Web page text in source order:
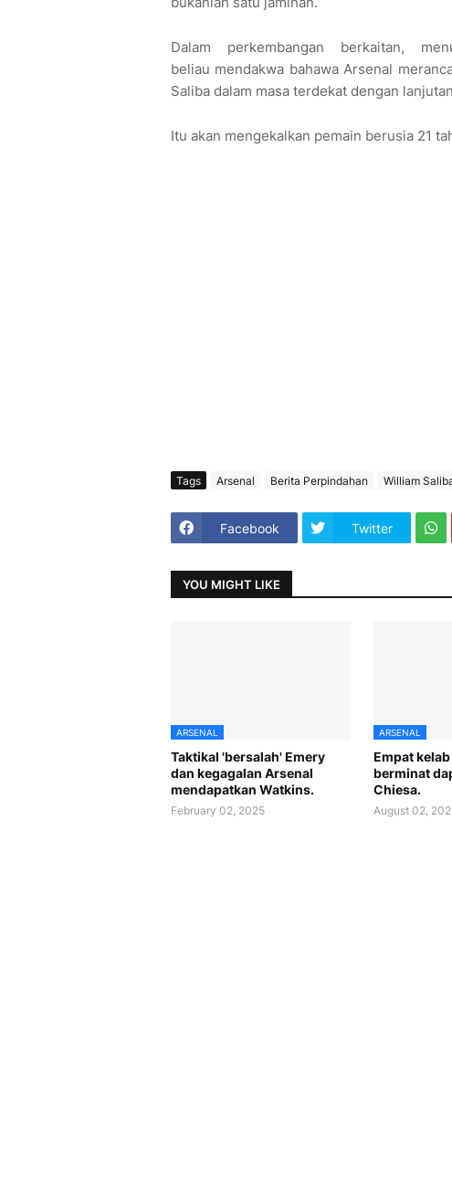
Dalam perkembangan berkaitan,
beliau mendakwa bahawa Arsenal
Saliba dalam masa terdekat dengan
Itu akan mengekalkan pemain berusia 21
Tags Arsenal Berita Perpindahan William
Facebook Twitter
YOU MIGHT LIKE
ARSENAL
Taktikal 'bersalah' Emery
dan kegagalan Arsenal
mendapatkan Watkins.
February 02, 2025
ARSENAL
Empat
berminat
Chiesa.
August 02,